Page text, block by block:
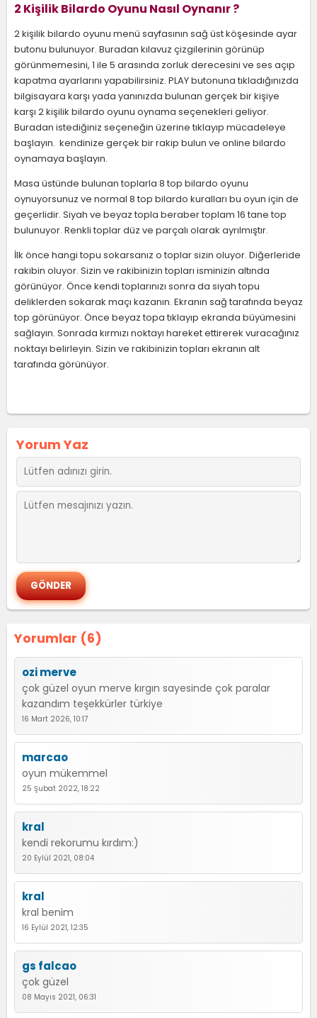
2 Kişilik Bilardo Oyunu Nasıl Oynanır ?
2 kişilik bilardo oyunu menü sayfasının sağ üst köşesinde ayar
butonu bulunuyor. Buradan kılavuz çizgilerinin görünüp
görünmemesini, 1 ile 5 arasında zorluk derecesini ve ses açıp
kapatma ayarlarını yapabilirsiniz. PLAY butonuna tıkladığınızda
bilgisayara karşı yada yanınızda bulunan gerçek bir kişiye
karşı 2 kişilik bilardo oyunu oynama seçenekleri geliyor.
Buradan istediğiniz seçeneğin üzerine tıklayıp mücadeleye
başlayın. kendinize gerçek bir rakip bulun ve online bilardo
oynamaya başlayın.
Masa üstünde bulunan toplarla 8 top bilardo oyunu
oynuyorsunuz ve normal 8 top bilardo kuralları bu oyun için de
geçerlidir. Siyah ve beyaz topla beraber toplam 16 tane top
bulunuyor. Renkli toplar düz ve parçalı olarak ayrılmıştır.
İlk önce hangi topu sokarsanız o toplar sizin oluyor. Diğerleride
rakibin oluyor. Sizin ve rakibinizin topları isminizin altında
görünüyor. Önce kendi toplarınızı sonra da siyah topu
deliklerden sokarak maçı kazanın. Ekranın sağ tarafında beyaz
top görünüyor. Önce beyaz topa tıklayıp ekranda büyümesini
sağlayın. Sonrada kırmızı noktayı hareket ettirerek vuracağınız
noktayı belirleyin. Sizin ve rakibinizin topları ekranın alt
tarafında görünüyor.
Yorumlar (6)
ozi merve
çok güzel oyun merve kırgın sayesinde çok paralar
kazandım teşekkürler türkiye
16 Mart 2026, 10:17
marcao
oyun mükemmel
25 Şubat 2022, 18:22
kral
kendi rekorumu kırdım:)
20 Eylül 2021, 08:04
kral
kral benim
16 Eylül 2021, 12:35
gs falcao
çok güzel
08 Mayıs 2021, 06:31
Yorum Yaz